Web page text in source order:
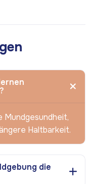
Mundgesundheit,
Haltbarkeit.
die